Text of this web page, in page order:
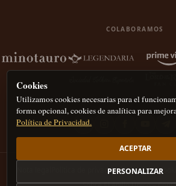
COLABORAMOS
Política de privacidadPolítica de
Cookies
Utilizamos cookies necesarias para el
forma opcional, cookies de analítica para
Política de Privacidad.
ACEPTAR
PERSONALIZAR